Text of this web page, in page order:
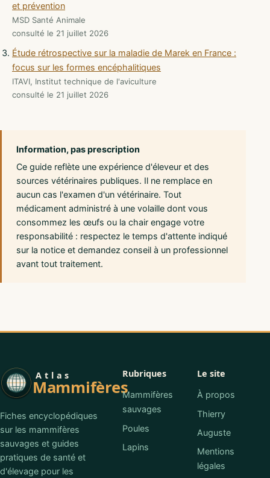
et prévention
MSD Santé Animale
consulté le 21 juillet 2026
Étude rétrospective sur la maladie de Marek en France :
focus sur les formes encéphalitiques
ITAVI, Institut technique de l'aviculture
consulté le 21 juillet 2026
Information, pas prescription
Ce guide reflète une expérience d'éleveur et des
sources vétérinaires publiques. Il ne remplace en
aucun cas l'examen d'un vétérinaire. Tout
médicament administré à une volaille dont vous
consommez les œufs ou la chair engage votre
responsabilité : respectez le temps d'attente indiqué
sur la notice et demandez conseil à un professionnel
avant tout traitement.
Atlas
Mammifères
Fiches encyclopédiques
sur les mammifères
sauvages et guides
pratiques de santé et
d'élevage pour les
Rubriques
Mammifères
sauvages
Poules
Lapins
Le site
À propos
Thierry
Auguste
Mentions
légales